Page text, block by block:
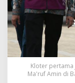
Kloter pertama
Ma'ruf Amin di